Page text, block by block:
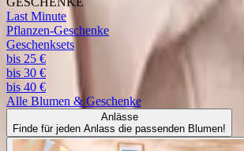
Last Minute
Pflanzen-Geschenke
Geschenksets
bis 25 €
bis 30 €
bis 40 €
Alle Blumen & Geschenke
Anlässe
Finde für jeden Anlass die passenden Blumen!